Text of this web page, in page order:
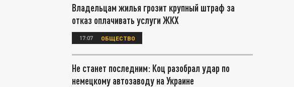
Владельцам жилья грозит крупный штраф за
отказ оплачивать услуги ЖКХ
17:07 ОБЩЕСТВО
Не станет последним: Коц разобрал удар по
немецкому автозаводу на Украине